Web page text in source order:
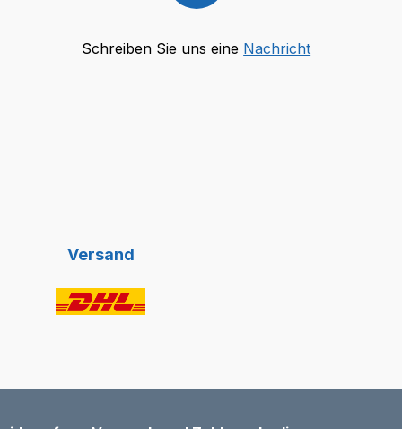
Schreiben Sie uns eine Nachricht
Versand